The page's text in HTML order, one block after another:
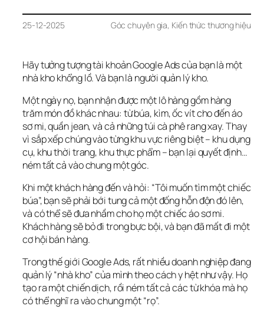
25-12-2025 Góc chuyên gia, Kiến thức thương hiệu
Hãy tưởng tượng tài khoản Google Ads của bạn là một
nhà kho khổng lồ. Và bạn là người quản lý kho.
Một ngày nọ, bạn nhận được một lô hàng gồm hàng
trăm món đồ khác nhau: từ búa, kìm, ốc vít cho đến áo
sơ mi, quần jean, và cả những túi cà phê rang xay. Thay
vì sắp xếp chúng vào từng khu vực riêng biệt – khu dụng
cụ, khu thời trang, khu thực phẩm – bạn lại quyết định…
ném tất cả vào chung một góc.
Khi một khách hàng đến và hỏi: “Tôi muốn tìm một chiếc
búa”, bạn sẽ phải bới tung cả một đống hỗn độn đó lên,
và có thể sẽ đưa nhầm cho họ một chiếc áo sơ mi.
Khách hàng sẽ bỏ đi trong bực bội, và bạn đã mất đi một
cơ hội bán hàng.
Trong thế giới Google Ads, rất nhiều doanh nghiệp đang
quản lý “nhà kho” của mình theo cách y hệt như vậy. Họ
tạo ra một chiến dịch, rồi ném tất cả các từ khóa mà họ
có thể nghĩ ra vào chung một “rọ”.